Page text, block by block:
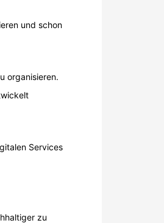
und schon
organisieren.
Services
zu